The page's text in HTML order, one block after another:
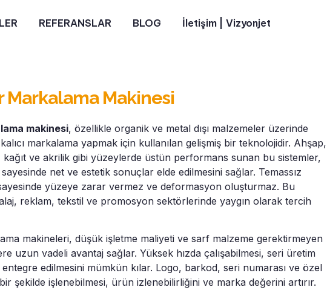
REFERANSLAR BLOG İletişim | Vizyonjet
Markalama Makinesi
makinesi, özellikle organik ve metal dışı malzemeler üzerinde
markalama yapmak için kullanılan gelişmiş bir teknolojidir. Ahşap,
ve akrilik gibi yüzeylerde üstün performans sunan bu sistemler,
sayesinde net ve estetik sonuçlar elde edilmesini sağlar. Temassız
yüzeye zarar vermez ve deformasyon oluşturmaz. Bu
reklam, tekstil ve promosyon sektörlerinde yaygın olarak tercih
makineleri, düşük işletme maliyeti ve sarf malzeme gerektirmeyen
uzun vadeli avantaj sağlar. Yüksek hızda çalışabilmesi, seri üretim
edilmesini mümkün kılar. Logo, barkod, seri numarası ve özel
bir şekilde işlenebilmesi, ürün izlenebilirliğini ve marka değerini artırır.